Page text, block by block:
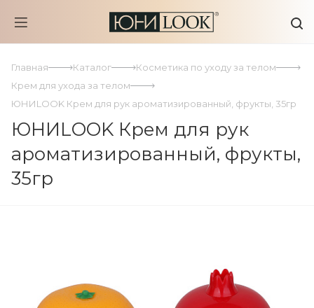
Главная Каталог
Косметика по уходу за телом
Крем для ухода за телом
ЮНИLOOK Крем для рук ароматизированный, фрукты, 35гр
ЮНИLOOK Крем для рук
ароматизированный, фрукты,
35гр